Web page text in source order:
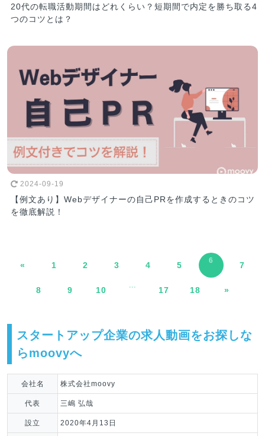
20代の転職活動期間はどれくらい？短期間で内定を勝ち取る4
つのコツとは？
2024-09-19
【例文あり】Webデザイナーの自己PRを作成するときのコツ
を徹底解説！
« 1 2 3 4 5 6 7
8 9 10 ... 17 18 »
スタートアップ企業の求人動画をお探しな
らmoovyへ
会社名 株式会社moovy
代表 三嶋 弘哉
設立 2020年4月13日